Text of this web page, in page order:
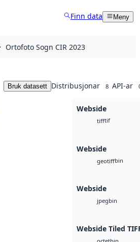
Finn data Meny
Ortofoto Sogn CIR 2023
Bruk datasett Distribusjonar 8 API-ar
Webside
tifftif
Webside
geotiffbin
Webside
jpegbin
Webside Tiled